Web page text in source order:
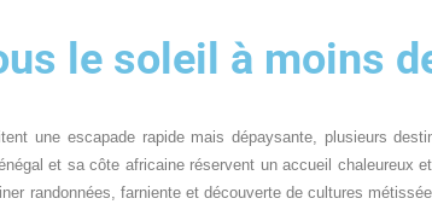
le soleil à moins
une escapade rapide mais dépaysante, plusieurs
et sa côte africaine réservent un accueil chaleureux
randonnées, farniente et découverte de cultures